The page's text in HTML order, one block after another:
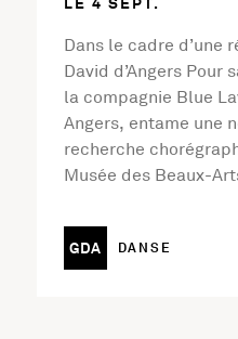
Dans le cadre d’une
David d’Angers Pour
la compagnie Blue
Angers, entame une
recherche
Musée des Beaux-
GDA DANSE